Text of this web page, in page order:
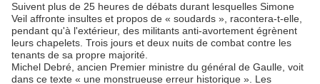
Suivent plus de 25 heures de débats durant lesquelles Simone
Veil affronte insultes et propos de « soudards », racontera-t-elle,
pendant qu'à l'extérieur, des militants anti-avortement égrènent
leurs chapelets. Trois jours et deux nuits de combat contre les
tenants de sa propre majorité.
Michel Debré, ancien Premier ministre du général de Gaulle, voit
dans ce texte « une monstrueuse erreur historique ». Les